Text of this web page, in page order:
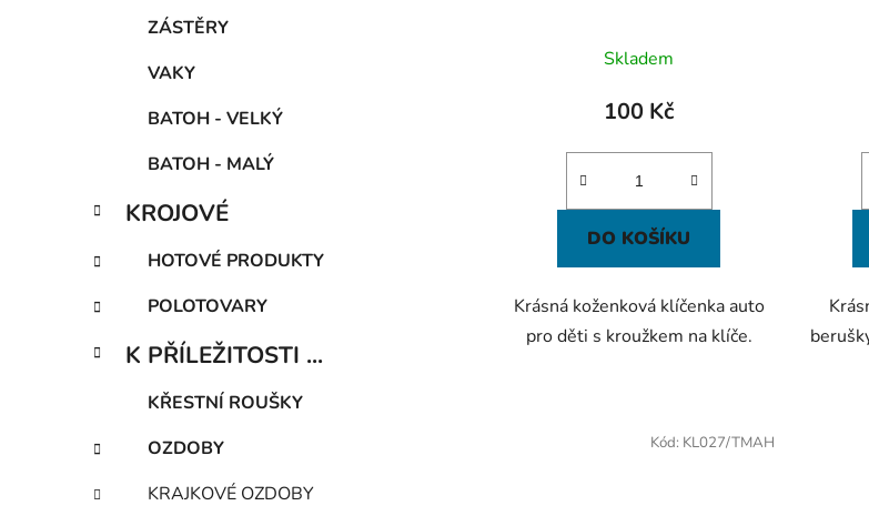
ZÁSTĚRY
VAKY
BATOH - VELKÝ
BATOH - MALÝ
KROJOVÉ
HOTOVÉ PRODUKTY
POLOTOVARY
K PŘÍLEŽITOSTI ...
KŘESTNÍ ROUŠKY
OZDOBY
KRAJKOVÉ OZDOBY
Skladem
100 Kč
DO KOŠÍKU
Krásná koženková klíčenka auto
pro děti s kroužkem na klíče.
Kód: KL027/TMAH